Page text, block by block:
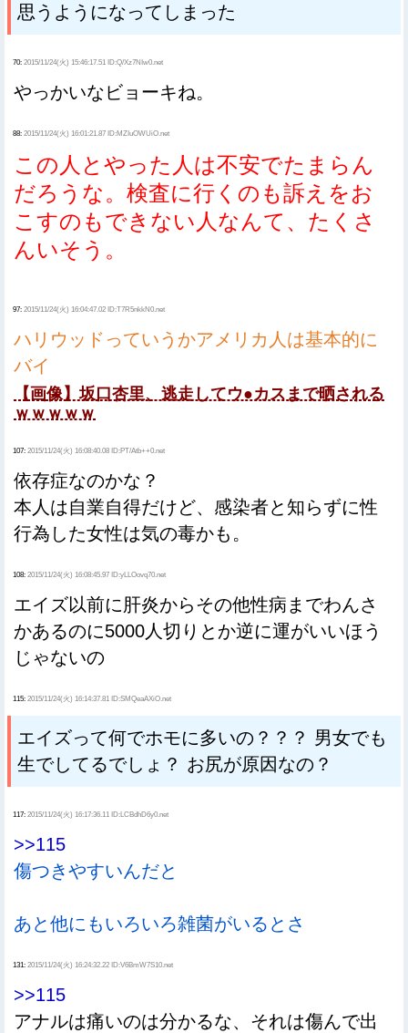
思うようになってしまった
70: 2015/11/24(火) 15:46:17.51 ID:Q/Xz7NIw0.net
やっかいなビョーキね。
88: 2015/11/24(火) 16:01:21.87 ID:MZIuOWUiO.net
この人とやった人は不安でたまらん
だろうな。検査に行くのも訴えをお
こすのもできない人なんて、たくさ
んいそう。
97: 2015/11/24(火) 16:04:47.02 ID:T7R5nkkN0.net
ハリウッドっていうかアメリカ人は基本的に
バイ
【画像】坂口杏里、逃走してウ●カスまで晒される
ｗｗｗｗｗ
107: 2015/11/24(火) 16:08:40.08 ID:PT/Atb++0.net
依存症なのかな？
本人は自業自得だけど、感染者と知らずに性
行為した女性は気の毒かも。
108: 2015/11/24(火) 16:08:45.97 ID:yLLOovq70.net
エイズ以前に肝炎からその他性病までわんさ
かあるのに5000人切りとか逆に運がいいほう
じゃないの
115: 2015/11/24(火) 16:14:37.81 ID:SMQeaAXiO.net
エイズって何でホモに多いの？？？ 男女でも
生でしてるでしょ？ お尻が原因なの？
117: 2015/11/24(火) 16:17:36.11 ID:LCBdhD6y0.net
>>115
傷つきやすいんだと
あと他にもいろいろ雑菌がいるとさ
131: 2015/11/24(火) 16:24:32.22 ID:V6BmW7S10.net
>>115
アナルは痛いのは分かるな、それは傷んで出